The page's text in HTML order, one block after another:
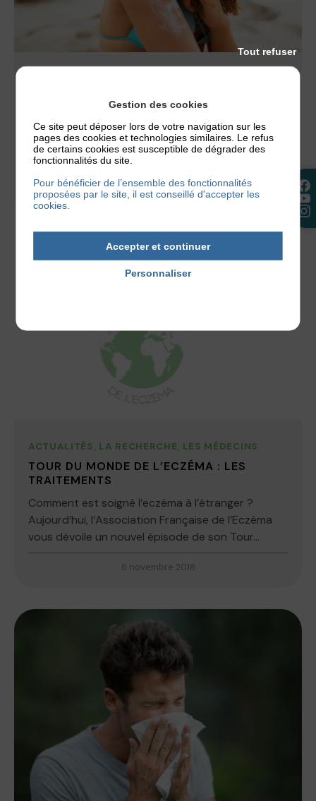
LE SOLEIL EST-IL BON POUR LA
DERMATITE ATOPIQUE ?
Les premiers rayons de soleil arrivent et la
question revient chaque année : le soleil va-t-il
aggraver mon eczéma, ou vais-je...
5 juin 2026
ACTUALITÉS, LA RECHERCHE, LES MÉDECINS
TOUR DU MONDE DE L’ECZÉMA : LES
TRAITEMENTS
Comment est soigné l’eczéma à l’étranger ?
Aujourd’hui, l’Association Française de l’Eczéma
vous dévoile un nouvel épisode de son Tour...
6 novembre 2018
Gestion des cookies
Ce site peut déposer lors de votre navigation sur les
pages des cookies et technologies similaires. Le refus
de certains cookies est susceptible de dégrader des
fonctionnalités du site.
Pour bénéficier de l’ensemble des fonctionnalités
proposées par le site, il est conseillé d'accepter les
cookies.
Accepter et continuer
Tout refuser
Personnaliser